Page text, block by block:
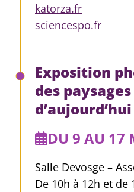
katorza.fr
sciencespo.fr
Exposition
des
d’aujourd’hui
DU 9 AU 17
Salle Devosge –
De 10h à 12h et de